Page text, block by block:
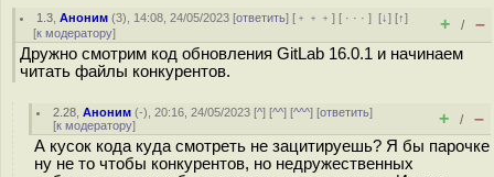
1.3 ,Аноним (3), 14:08, 24/05/2023 [ответить] [ ﹢﹢﹢] [ · · ·][↓] [↑]
[к модератору] + / –
Дружно смотрим код обновления GitLab 16.0.1 и начинаем
читать файлы конкурентов.
2.28 ,Аноним (-), 20:16, 24/05/2023 [^] [^^] [^^^] [ответить]
[к модератору] + / –
А кусок кода куда смотреть не зацитируешь? Я бы парочке
ну не то чтобы конкурентов, но недружественных